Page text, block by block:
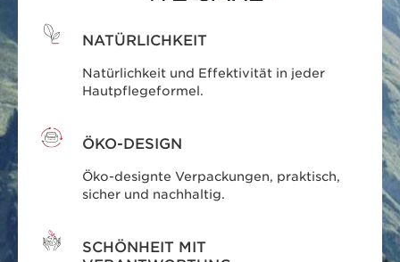
NATÜRLICHKEIT
Natürlichkeit und Effektivität in jeder
Hautpflegeformel.
ÖKO-DESIGN
Öko-designte Verpackungen, praktisch,
sicher und nachhaltig.
SCHÖNHEIT MIT